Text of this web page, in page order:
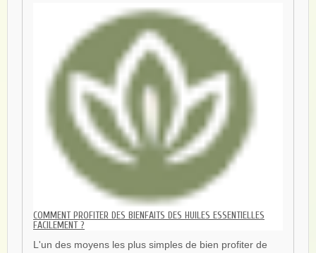
COMMENT PROFITER DES BIENFAITS DES HUILES ESSENTIELLES
FACILEMENT ?
L'un des moyens les plus simples de bien profiter de